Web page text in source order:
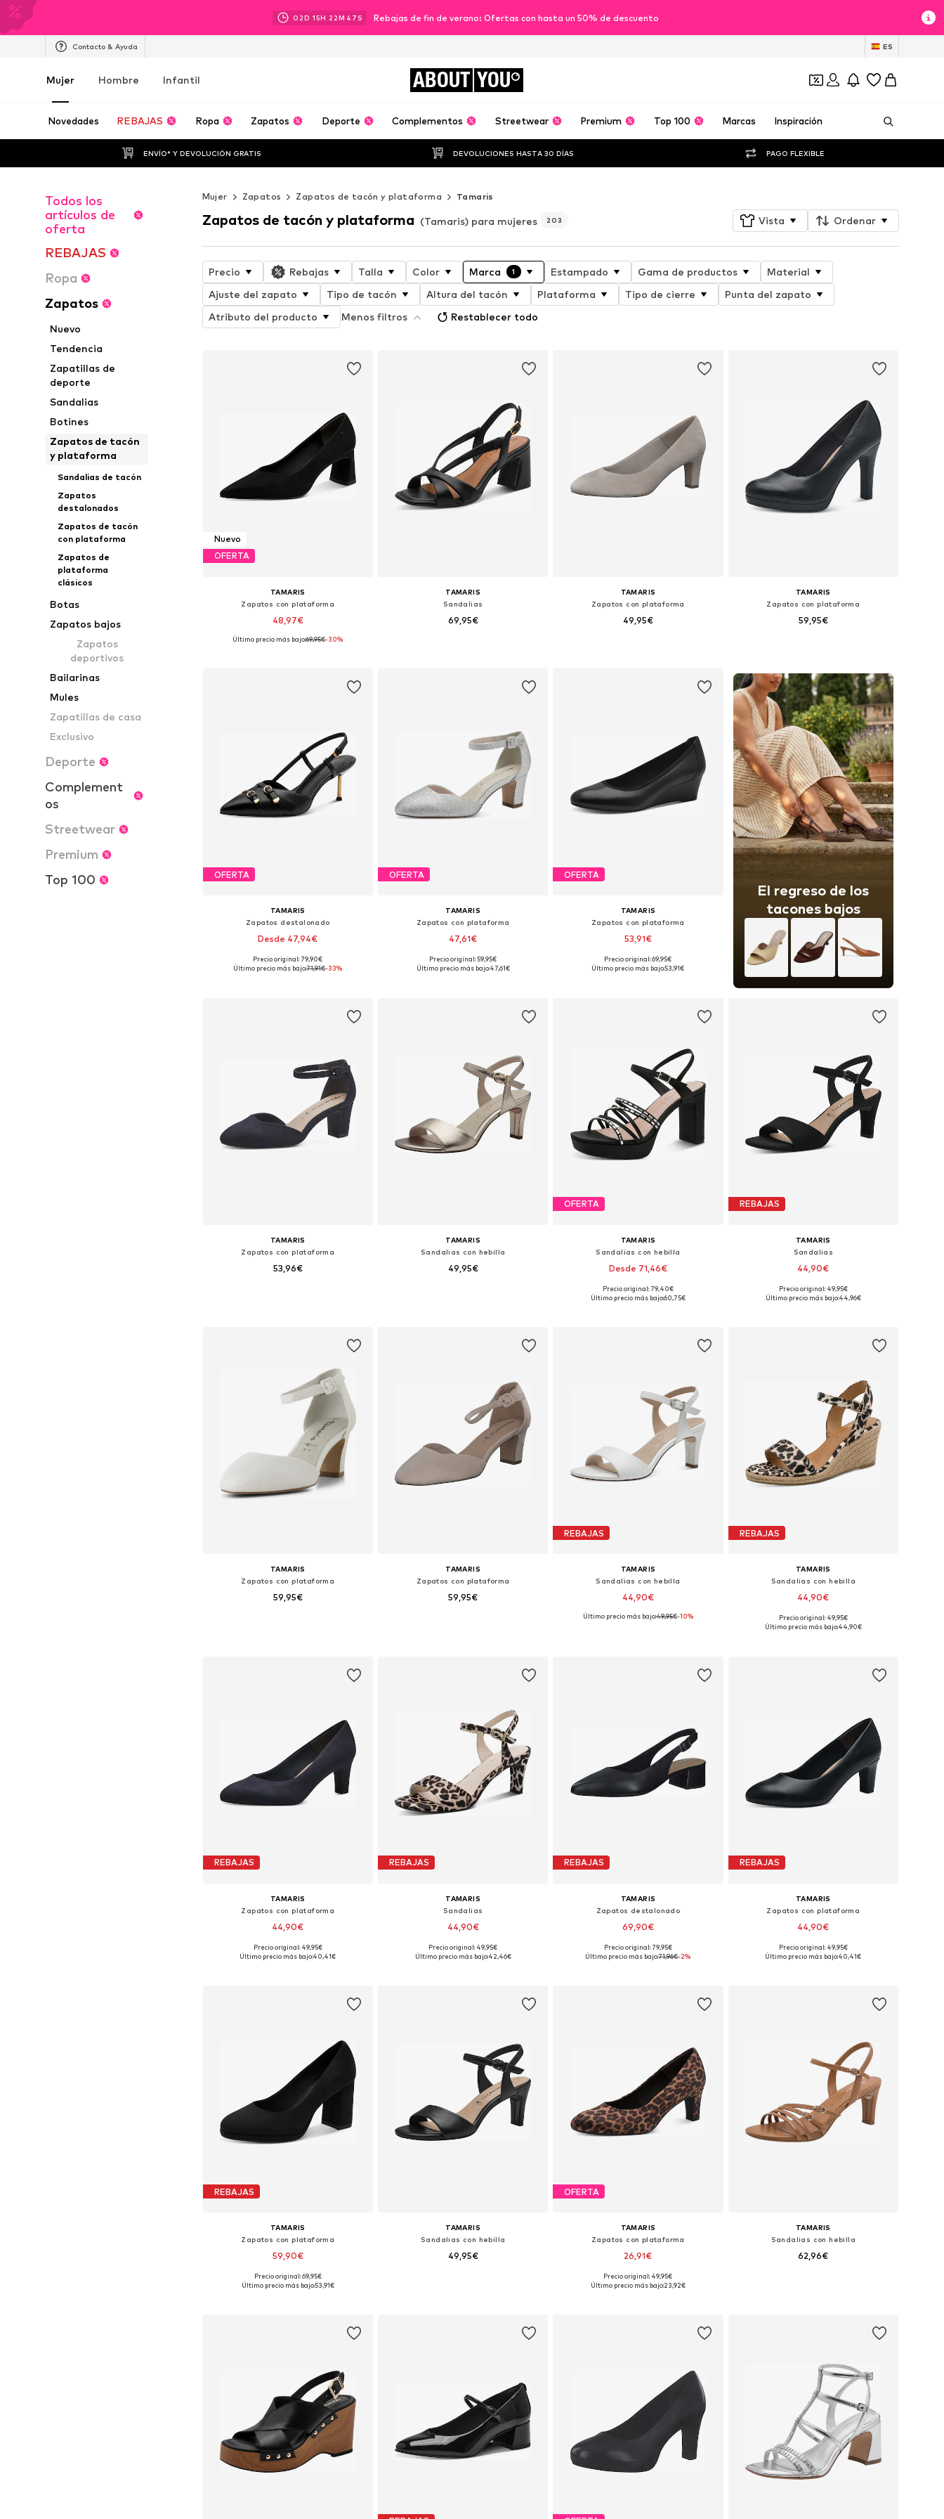
02D 15H 22M 46 S Rebajas de fin de verano: Ofertas con hasta un 50% de descuento
Contacto & Ayuda ES
Mujer Hombre Infantil ABOUT YOU
Novedades REBAJAS Ropa Zapatos Deporte Complementos Streetwear Premium Top 100 Marcas Inspiración
ENVÍO* Y DEVOLUCIÓN GRATIS DEVOLUCIONES HASTA 30 DÍAS PAGO FLEXIBLE
Todos los
artículos de
oferta
REBAJAS
Ropa
Zapatos
Nuevo
Tendencia
Zapatillas de
deporte
Sandalias
Botines
Zapatos de tacón
y plataforma
Sandalias de tacón
Zapatos
destalonados
Zapatos de tacón
con plataforma
Zapatos de
plataforma
clásicos
Botas
Zapatos bajos
Zapatos
deportivos
Bailarinas
Mules
Zapatillas de casa
Exclusivo
Deporte
Complement
os
Streetwear
Premium
Top 100
Mujer Zapatos Zapatos de tacón y plataforma Tamaris
Zapatos de tacón y plataforma (Tamaris) para mujeres 203 Vista Ordenar
Precio Rebajas Talla Color Marca 1 Estampado Gama de productos
Material
Ajuste del zapato
Tipo de tacón Altura del tacón Plataforma Tipo de cierre
Punta del zapato
Atributo del producto
Menos filtros Restablecer todo
Nuevo
OFERTA
TAMARIS
Zapatos con plataforma
48,97€
Tallas disponibles: 36, 37, 38, 39, 40, 41
Último precio más bajo:69,95€-30%
TAMARIS
Sandalias
69,95€
TAMARIS
Zapatos con plataforma
49,95€
TAMARIS
Zapatos con plataforma
59,95€
OFERTA
TAMARIS
Zapatos destalonado
Desde 47,94€
Tallas disponibles: 36, 37, 38, 39, 40, 41
Precio original: 79,90€
Último precio más bajo:71,91€-33%
OFERTA
TAMARIS
Zapatos con plataforma
47,61€
Tallas disponibles: 36, 37, 38, 39, 40, 41
Precio original: 59,95€
Último precio más bajo:47,61€
OFERTA
TAMARIS
Zapatos con plataforma
53,91€
Disponible en muchas tallas
Precio original: 69,95€
Último precio más bajo:53,91€
El regreso de los
tacones bajos
TAMARIS
Zapatos con plataforma
53,96€
TAMARIS
Sandalias con hebilla
49,95€
OFERTA
TAMARIS
Sandalias con hebilla
Desde 71,46€
Tallas disponibles: 36, 37, 38, 39, 40, 41
Precio original: 79,40€
Último precio más bajo:60,75€
REBAJAS
TAMARIS
Sandalias
44,90€
+1
Tallas disponibles: 36, 37, 38, 39, 40
Precio original: 49,95€
Último precio más bajo:44,96€
TAMARIS
Zapatos con plataforma
59,95€
TAMARIS
Zapatos con plataforma
59,95€
REBAJAS
TAMARIS
Sandalias con hebilla
44,90€
Tallas disponibles: 37, 38, 39, 40, 41
Último precio más bajo:49,95€-10%
REBAJAS
TAMARIS
Sandalias con hebilla
44,90€
Tallas disponibles: 37, 38, 39, 40, 41
Precio original: 49,95€
Último precio más bajo:44,90€
REBAJAS
TAMARIS
Zapatos con plataforma
44,90€
+3
Tallas disponibles: 37, 38, 39, 40, 41
Precio original: 49,95€
Último precio más bajo:40,41€
REBAJAS
TAMARIS
Sandalias
44,90€
+1
Tallas disponibles: 36, 37, 38, 39, 40
Precio original: 49,95€
Último precio más bajo:42,46€
REBAJAS
TAMARIS
Zapatos destalonado
69,90€
Tallas disponibles: 36, 37, 38, 39, 40, 41
Precio original: 79,95€
Último precio más bajo:71,96€-2%
REBAJAS
TAMARIS
Zapatos con plataforma
44,90€
Tallas disponibles: 36, 37, 38, 39, 40, 41
Precio original: 49,95€
Último precio más bajo:40,41€
REBAJAS
TAMARIS
Zapatos con plataforma
59,90€
Tallas disponibles: 36, 37, 38, 39, 40, 41
Precio original: 69,95€
Último precio más bajo:53,91€
TAMARIS
Sandalias con hebilla
49,95€
OFERTA
TAMARIS
Zapatos con plataforma
26,91€
+3
Tallas disponibles: 37, 38, 39, 40, 41
Precio original: 49,95€
Último precio más bajo:23,92€
TAMARIS
Sandalias con hebilla
62,96€